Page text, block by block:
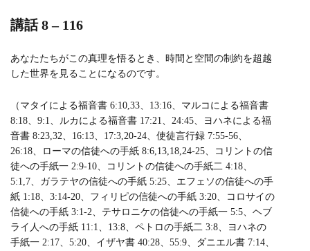
講話 8 – 116
あなたたちがこの真理を悟るとき、時間と空間の制約を超越
した世界を見ることになるのです。
（マタイによる福音書 6:10,33、13:16、マルコによる福音書
8:18、9:1、ルカによる福音書 17:21、24:45、ヨハネによる福
音書 8:23,32、16:13、17:3,20-24、使徒言行録 7:55-56、
26:18、ローマの信徒への手紙 8:6,13,18,24-25、コリントの信
徒への手紙一 2:9-10、コリントの信徒への手紙二 4:18、
5:1,7、ガラテヤの信徒への手紙 5:25、エフェソの信徒への手
紙 1:18、3:14-20、フィリピの信徒への手紙 3:20、コロサイの
信徒への手紙 3:1-2、テサロニケの信徒への手紙一 5:5、ヘブ
ライ人への手紙 11:1、13:8、ペトロの手紙二 3:8、ヨハネの
手紙一 2:17、5:20、イザヤ書 40:28、55:9、ダニエル書 7:14、